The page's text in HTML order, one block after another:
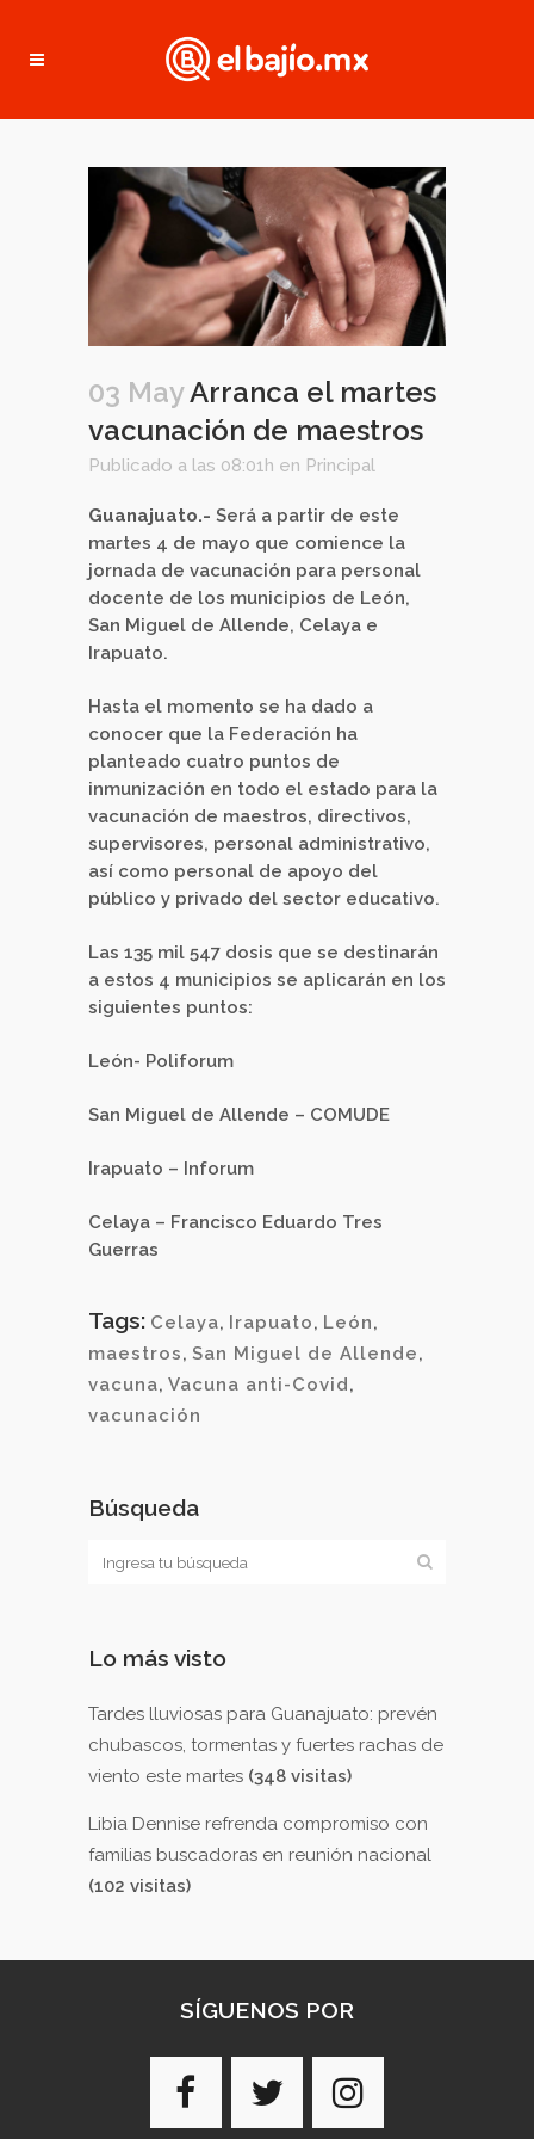
03 MayArranca el martes
vacunación de maestros
Publicado a las 08:01h en Principal
Guanajuato.- Será a partir de este
martes 4 de mayo que comience la
jornada de vacunación para personal
docente de los municipios de León,
San Miguel de Allende, Celaya e
Irapuato.
Hasta el momento se ha dado a
conocer que la Federación ha
planteado cuatro puntos de
inmunización en todo el estado para la
vacunación de maestros, directivos,
supervisores, personal administrativo,
así como personal de apoyo del
público y privado del sector educativo.
Las 135 mil 547 dosis que se destinarán
a estos 4 municipios se aplicarán en los
siguientes puntos:
León- Poliforum
San Miguel de Allende – COMUDE
Irapuato – Inforum
Celaya – Francisco Eduardo Tres
Guerras
Tags: Celaya, Irapuato, León,
maestros, San Miguel de Allende,
vacuna, Vacuna anti-Covid,
vacunación
Búsqueda
Lo más visto
Tardes lluviosas para Guanajuato: prevén
chubascos, tormentas y fuertes rachas de
viento este martes (348 visitas)
Libia Dennise refrenda compromiso con
familias buscadoras en reunión nacional
(102 visitas)
SÍGUENOS POR